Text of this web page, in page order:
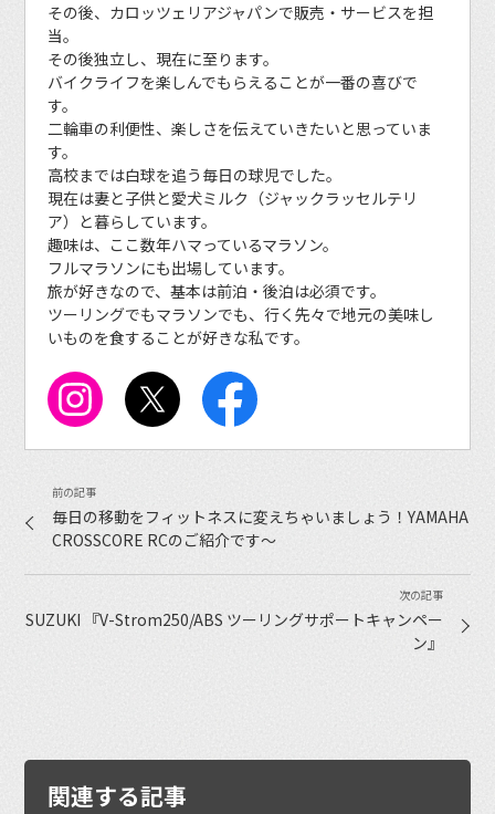
その後、カロッツェリアジャパンで販売・サービスを担
当。
その後独立し、現在に至ります。
バイクライフを楽しんでもらえることが一番の喜びで
す。
二輪車の利便性、楽しさを伝えていきたいと思っていま
す。
高校までは白球を追う毎日の球児でした。
現在は妻と子供と愛犬ミルク（ジャックラッセルテリ
ア）と暮らしています。
趣味は、ここ数年ハマっているマラソン。
フルマラソンにも出場しています。
旅が好きなので、基本は前泊・後泊は必須です。
ツーリングでもマラソンでも、行く先々で地元の美味し
いものを食することが好きな私です。
毎日の移動をフィットネスに変えちゃいましょう！YAMAHA
CROSSCORE RCのご紹介です〜
SUZUKI 『V-Strom250/ABS ツーリングサポートキャンペー
ン』
関連する記事